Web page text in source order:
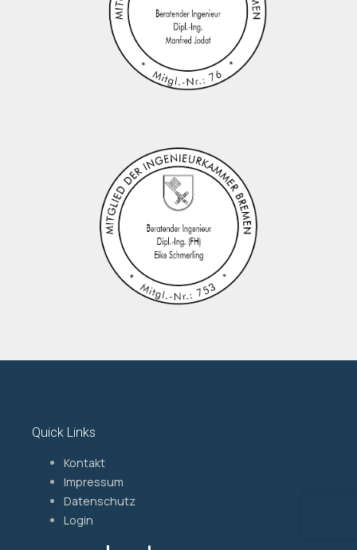
Quick Links
Kontakt
Impressum
Datenschutz
Login